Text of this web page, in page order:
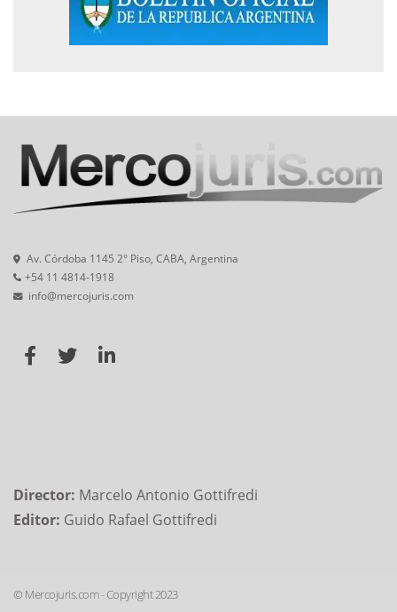
Av. Córdoba 1145 2° Piso, CABA, Argentina
+54 11 4814-1918
info@mercojuris.com
Director: Marcelo Antonio Gottifredi
Editor: Guido Rafael Gottifredi
© Mercojuris.com - Copyright 2023